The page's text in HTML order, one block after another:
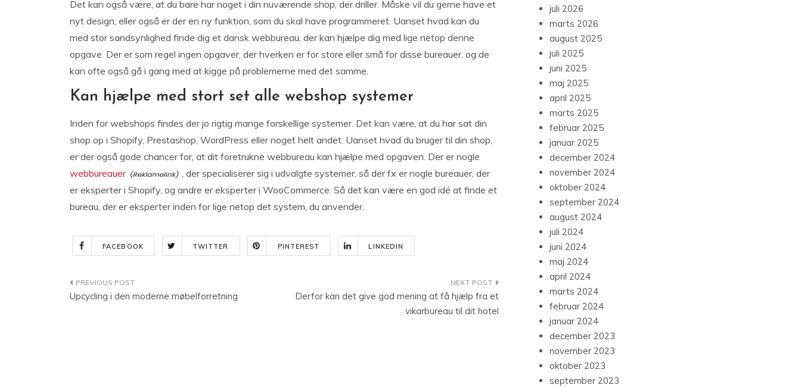
Det kan også være, at du bare har noget i din nuværende shop, der driller. Måske vil du gerne have et
nyt design, eller også er der en ny funktion, som du skal have programmeret. Uanset hvad kan du
med stor sandsynlighed finde dig et dansk webbureau, der kan hjælpe dig med lige netop denne
opgave. Der er som regel ingen opgaver, der hverken er for store eller små for disse bureauer, og de
kan ofte også gå i gang med at kigge på problemerne med det samme.
Kan hjælpe med stort set alle webshop systemer
Inden for webshops findes der jo rigtig mange forskellige systemer. Det kan være, at du har sat din
shop op i Shopify, Prestashop, WordPress eller noget helt andet. Uanset hvad du bruger til din shop,
er der også gode chancer for, at dit foretrukne webbureau kan hjælpe med opgaven. Der er nogle
webbureauer
, der specialiserer sig i udvalgte systemer, så der fx er nogle bureauer, der
er eksperter i Shopify, og andre er eksperter i WooCommerce. Så det kan være en god idé at finde et
bureau, der er eksperter inden for lige netop det system, du anvender.
FACEBOOK TWITTER PINTEREST LINKEDIN
Indlægsnavigation
Upcycling i den moderne møbelforretning
Derfor kan det give god mening at få hjælp fra et
vikarbureau til dit hotel
juli 2026
marts 2026
august 2025
juli 2025
juni 2025
maj 2025
april 2025
marts 2025
februar 2025
januar 2025
december 2024
november 2024
oktober 2024
september 2024
august 2024
juli 2024
juni 2024
maj 2024
april 2024
marts 2024
februar 2024
januar 2024
december 2023
november 2023
oktober 2023
september 2023